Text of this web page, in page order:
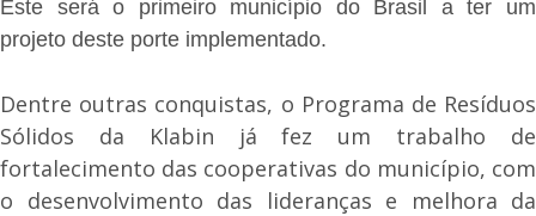
Este será o primeiro município do Brasil a ter um
projeto deste porte implementado.
Dentre outras conquistas, o Programa de Resíduos
Sólidos da Klabin já fez um trabalho de
fortalecimento das cooperativas do município, com
o desenvolvimento das lideranças e melhora da